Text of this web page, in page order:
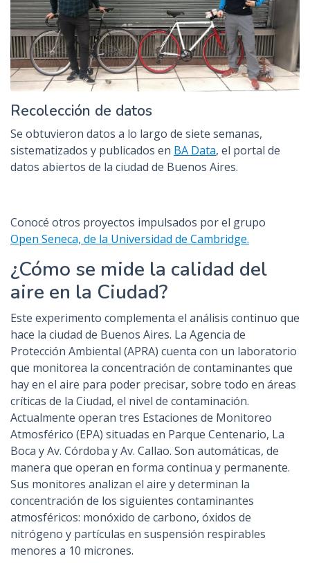
Recolección de datos
Se obtuvieron datos a lo largo de siete semanas,
sistematizados y publicados en BA Data, el portal de
datos abiertos de la ciudad de Buenos Aires.
Conocé otros proyectos impulsados por el grupo
Open Seneca, de la Universidad de Cambridge.
¿Cómo se mide la calidad del
aire en la Ciudad?
Este experimento complementa el análisis continuo que
hace la ciudad de Buenos Aires. La Agencia de
Protección Ambiental (APRA) cuenta con un laboratorio
que monitorea la concentración de contaminantes que
hay en el aire para poder precisar, sobre todo en áreas
críticas de la Ciudad, el nivel de contaminación.
Actualmente operan tres Estaciones de Monitoreo
Atmosférico (EPA) situadas en Parque Centenario, La
Boca y Av. Córdoba y Av. Callao. Son automáticas, de
manera que operan en forma continua y permanente.
Sus monitores analizan el aire y determinan la
concentración de los siguientes contaminantes
atmosféricos: monóxido de carbono, óxidos de
nitrógeno y partículas en suspensión respirables
menores a 10 micrones.